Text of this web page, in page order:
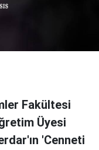
Fakültesi
Üyesi
'Cenneti